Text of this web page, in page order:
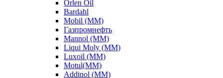
Orlen Oil
Bardahl
Mobil (ММ)
Газпромнефть
Mannol (ММ)
Liqui Moly (ММ)
Luxoil (ММ)
Motul(ММ)
Addinol (ММ)